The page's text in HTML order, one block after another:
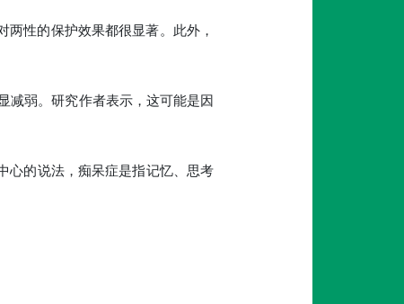
性的保护效果都很显著。此外，
减弱。研究作者表示，这可能是因
心的说法，痴呆症是指记忆、思考